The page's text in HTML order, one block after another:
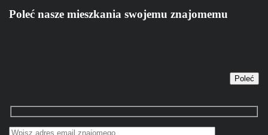
Poleć nasze mieszkania swojemu znajomemu
Poleć